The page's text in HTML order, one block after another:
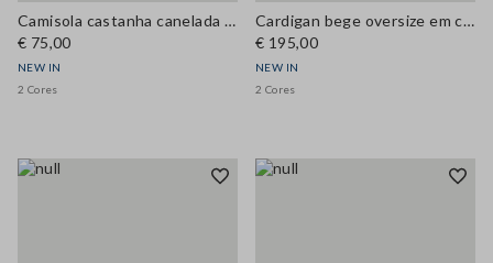
Camisola castanha canelada fitted em mistura de lyocell e seda
€ 75,00
NEW IN
2 Cores
Cardigan bege oversize em crochet, mistura de lã
€ 195,00
NEW IN
2 Cores